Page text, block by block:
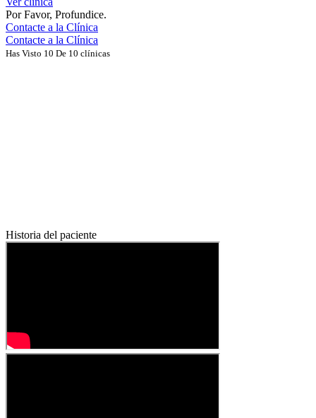
Por Favor, Profundice.
Contacte a la Clínica
Contacte a la Clínica
Has Visto 10 De 10 clínicas
Historia del paciente